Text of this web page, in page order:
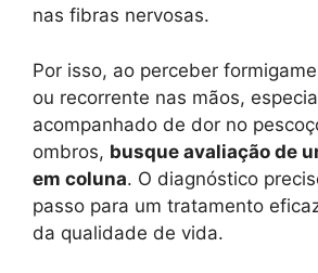
nas fibras nervosas.
Por isso, ao perceber
ou recorrente nas mãos,
acompanhado de dor no
ombros, busque avaliação de
em coluna. O diagnóstico
passo para um tratamento
da qualidade de vida.